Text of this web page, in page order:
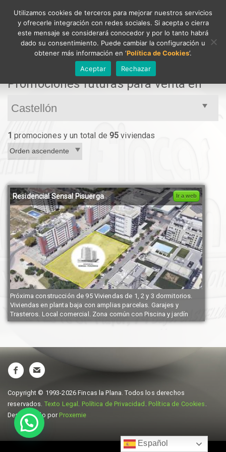
Toggle
Promociones futuras para venta en
1 promociones y un total de 95 viviendas
Residencial Sensal Pisuerga Ir a web
Próxima construcción de 95 Viviendas de 1, 2 y 3 dormitorios.
Viviendas en planta baja con amplias parcelas. Garajes y
Trasteros. Local comercial. Zona común con Piscina y jardín
Copyright © 1993-2026Fincas la Plana. Todos los derechos
reservados. Texto Legal . Política de Privacidad . Política de Cookies .
Desarrollado por Proxemie
Español
Utilizamos cookies de terceros para mejorar nuestros servicios
y ofrecerle integración con redes sociales. Si acepta o cierra
este mensaje se considerará conocedor y por lo tanto habrá
dado su consentimiento. Puede cambiar la configuración u
obtener más información en ‘Política de Cookies’.
Aceptar
Rechazar